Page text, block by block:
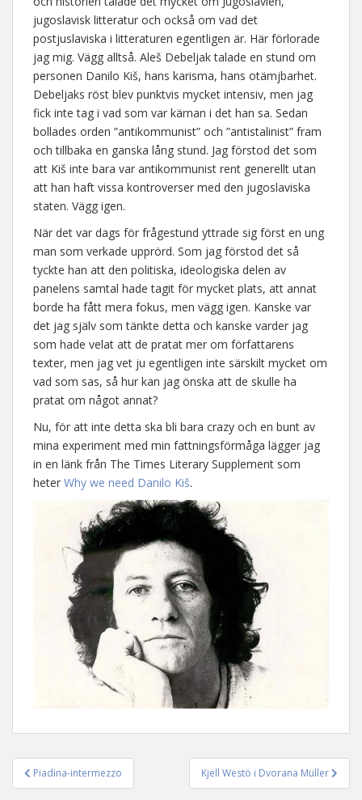
jugoslavisk litteratur och också om vad det
postjuslaviska i litteraturen egentligen är. Här förlorade
jag mig. Vägg alltså. Aleš Debeljak talade en stund om
personen Danilo Kiš, hans karisma, hans otämjbarhet.
Debeljaks röst blev punktvis mycket intensiv, men jag
fick inte tag i vad som var kärnan i det han sa. Sedan
bollades orden ”antikommunist” och ”antistalinist” fram
och tillbaka en ganska lång stund. Jag förstod det som
att Kiš inte bara var antikommunist rent generellt utan
att han haft vissa kontroverser med den jugoslaviska
staten. Vägg igen.
När det var dags för frågestund yttrade sig först en ung
man som verkade upprörd. Som jag förstod det så
tyckte han att den politiska, ideologiska delen av
panelens samtal hade tagit för mycket plats, att annat
borde ha fått mera fokus, men vägg igen. Kanske var
det jag själv som tänkte detta och kanske varder jag
som hade velat att de pratat mer om författarens
texter, men jag vet ju egentligen inte särskilt mycket om
vad som sas, så hur kan jag önska att de skulle ha
pratat om något annat?
Nu, för att inte detta ska bli bara crazy och en bunt av
mina experiment med min fattningsförmåga lägger jag
in en länk från The Times Literary Supplement som
heter Why we need Danilo Kiš.
Inläggsnavigering
Piadina-intermezzo Kjell Westö i Dvorana Müller